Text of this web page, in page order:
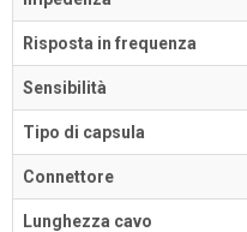
Risposta in frequenza
Sensibilità
Tipo di capsula
Connettore
Lunghezza cavo